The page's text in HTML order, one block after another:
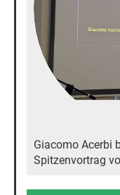
Giacomo Acerbi
Spitzenvortrag